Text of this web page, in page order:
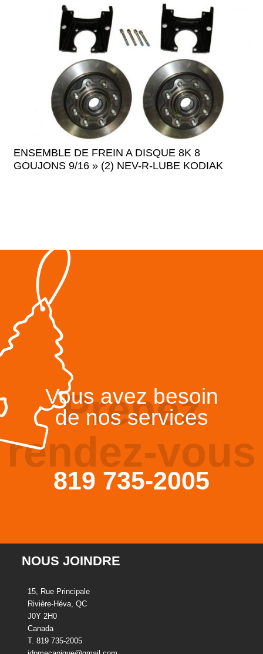
ENSEMBLE DE FREIN A DISQUE 8K 8
GOUJONS 9/16 » (2) NEV-R-LUBE KODIAK
Prenez
rendez-vous
Vous avez besoin
de nos services
819 735-2005
NOUS JOINDRE
15, Rue Principale
Rivière-Héva, QC
J0Y 2H0
Canada
T. 819 735-2005